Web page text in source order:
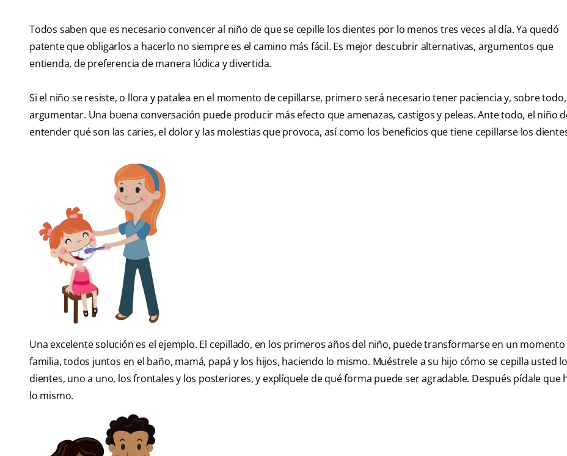
Todos saben que es necesario convencer al niño de que se cepille los dientes por lo menos tres veces al día. Ya quedó
patente que obligarlos a hacerlo no siempre es el camino más fácil. Es mejor descubrir alternativas, argumentos que
entienda, de preferencia de manera lúdica y divertida.
Si el niño se resiste, o llora y patalea en el momento de cepillarse, primero será necesario tener paciencia y, sobre todo,
argumentar. Una buena conversación puede producir más efecto que amenazas, castigos y peleas. Ante todo, el niño
entender qué son las caries, el dolor y las molestias que provoca, así como los beneficios que tiene cepillarse los
Una excelente solución es el ejemplo. El cepillado, en los primeros años del niño, puede transformarse en un momento
familia, todos juntos en el baño, mamá, papá y los hijos, haciendo lo mismo. Muéstrele a su hijo cómo se cepilla usted
dientes, uno a uno, los frontales y los posteriores, y explíquele de qué forma puede ser agradable. Después pídale que
lo mismo.